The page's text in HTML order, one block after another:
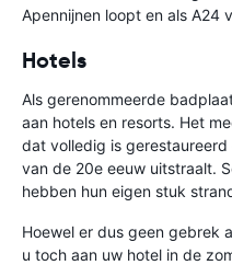
Apennijnen loopt en als A24
Hotels
Als gerenommeerde
aan hotels en resorts. Het
dat volledig is
van de 20e eeuw uitstraalt.
hebben hun eigen stuk
Hoewel er dus geen gebrek
u toch aan uw hotel in de